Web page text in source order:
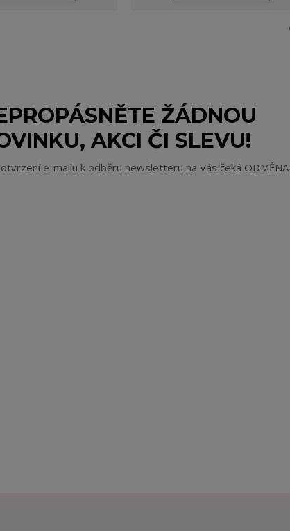
ŽÁDNOU
AKCI ČI SLEVU!
e-mailu k odběru newsletteru na Vás čeká ODMĚNA